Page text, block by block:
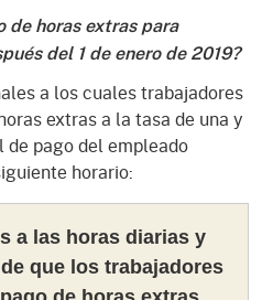
de horas extras para
del 1 de enero de 2019?
a los cuales trabajadores
extras a la tasa de una y
de pago del empleado
horario:
a las horas diarias y
que los trabajadores